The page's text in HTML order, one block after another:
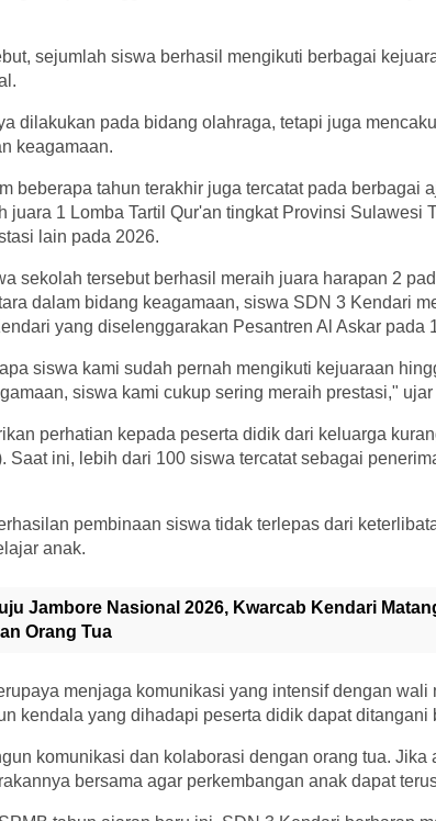
sejumlah siswa berhasil mengikuti berbagai
dilakukan pada bidang olahraga, tetapi juga
keagamaan.
beberapa tahun terakhir juga tercatat pada berbagai
juara 1 Lomba Tartil Qur'an tingkat Provinsi Sulawesi
lain pada 2026.
sekolah tersebut berhasil meraih juara harapan 2
dalam bidang keagamaan, siswa SDN 3 Kendari
yang diselenggarakan Pesantren Al Askar pada
siswa kami sudah pernah mengikuti kejuaraan
siswa kami cukup sering meraih prestasi,"
perhatian kepada peserta didik dari keluarga
Saat ini, lebih dari 100 siswa tercatat sebagai
pembinaan siswa tidak terlepas dari
anak.
Jambore Nasional 2026, Kwarcab Kendari
Orang Tua
menjaga komunikasi yang intensif dengan wali
kendala yang dihadapi peserta didik dapat ditangani
komunikasi dan kolaborasi dengan orang tua. Jika
bersama agar perkembangan anak dapat